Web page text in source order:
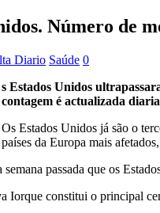
Número de
Diario Saúde 0
s Estados Unidos
contagem é actualizada
Os Estados Unidos já são o
países da Europa mais
semana passada que os
Iorque constitui o principal